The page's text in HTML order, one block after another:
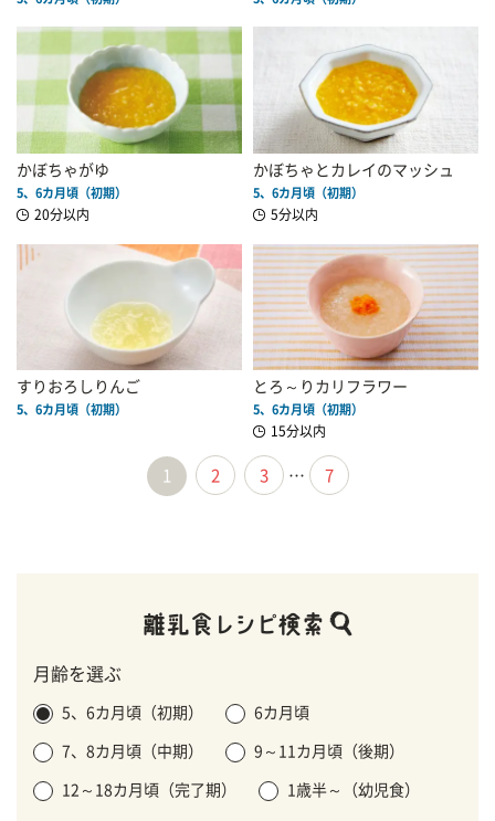
かぼちゃがゆ
5、6カ月頃（初期）
20分以内
かぼちゃとカレイのマッシュ
5、6カ月頃（初期）
5分以内
すりおろしりんご
5、6カ月頃（初期）
とろ～りカリフラワー
5、6カ月頃（初期）
15分以内
1 2 3 … 7
月齢を選ぶ
5、6カ月頃（初期） 6カ月頃
7、8カ月頃（中期） 9～11カ月頃（後期）
12～18カ月頃（完了期） 1歳半～（幼児食）